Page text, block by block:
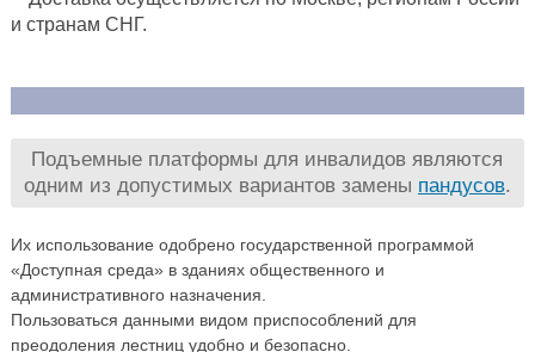
и странам СНГ.
Подъемные платформы для инвалидов являются
одним из допустимых вариантов замены пандусов.
Их использование одобрено государственной программой
«Доступная среда» в зданиях общественного и
административного назначения.
Пользоваться данными видом приспособлений для
преодоления лестниц удобно и безопасно.